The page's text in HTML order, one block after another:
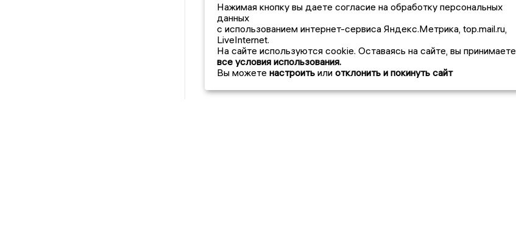
Нажимая кнопку вы даете согласие на обработку персональных
данных
с использованием интернет-сервиса Яндекс.Метрика, top.mail.ru,
LiveInternet.
На сайте используются cookie. Оставаясь на сайте, вы принимаете
все условия использования.
Вы можете настроить или отклонить и покинуть сайт